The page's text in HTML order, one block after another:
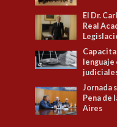
El Dr.
Real
Jornada
Pena de
Aires